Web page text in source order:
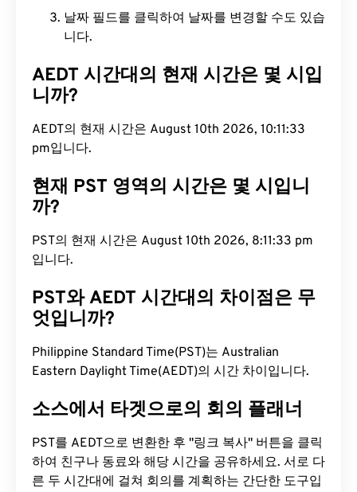
날짜 필드를 클릭하여 날짜를 변경할 수도 있습
니다.
AEDT 시간대의 현재 시간은 몇 시입
니까?
AEDT의 현재 시간은 August 10th 2026, 10:11:34
pm입니다.
현재 PST 영역의 시간은 몇 시입니
까?
PST의 현재 시간은 August 10th 2026, 8:11:34 pm
입니다.
PST와 AEDT 시간대의 차이점은 무
엇입니까?
Philippine Standard Time(PST)는 Australian
Eastern Daylight Time(AEDT)의 시간 차이입니다.
소스에서 타겟으로의 회의 플래너
PST를 AEDT으로 변환한 후 "링크 복사" 버튼을 클릭
하여 친구나 동료와 해당 시간을 공유하세요. 서로 다
른 두 시간대에 걸쳐 회의를 계획하는 간단한 도구입